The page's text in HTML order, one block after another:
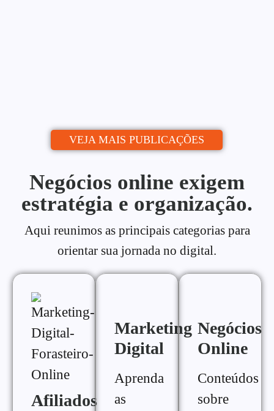
VEJA MAIS PUBLICAÇÕES
Negócios online exigem
estratégia e organização.
Aqui reunimos as principais categorias para
orientar sua jornada no digital.
Afiliados
Marketing
Digital
Aprenda
as
Negócios
Online
Conteúdos
sobre